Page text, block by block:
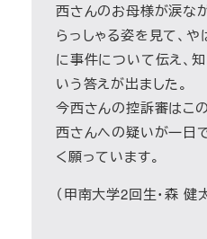
西さんのお母様が涙な
らっしゃる姿を見て、
に事件について伝え、
いう答えが出ました。
今西さんの控訴審はこ
西さんへの疑いが一日
く願っています。
（甲南大学2回生・森 健